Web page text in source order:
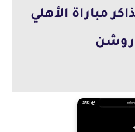
مباراة الأهلي
روشن